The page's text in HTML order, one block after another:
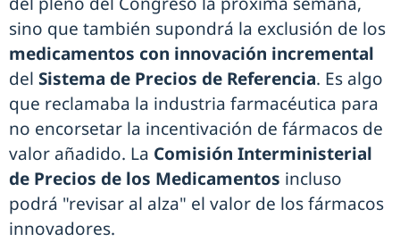
sino que también supondrá la exclusión de los
medicamentos con innovación incremental
del Sistema de Precios de Referencia. Es algo
que reclamaba la industria farmacéutica para
no encorsetar la incentivación de fármacos de
valor añadido. La Comisión Interministerial
de Precios de los Medicamentos incluso
podrá "revisar al alza" el valor de los fármacos
innovadores.